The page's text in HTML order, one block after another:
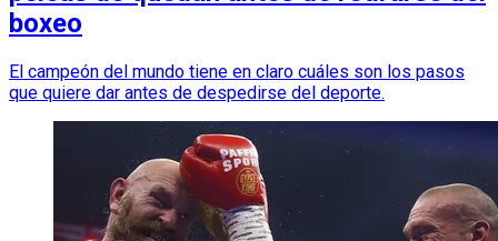
boxeo
El campeón del mundo tiene en claro cuáles son los pasos
que quiere dar antes de despedirse del deporte.